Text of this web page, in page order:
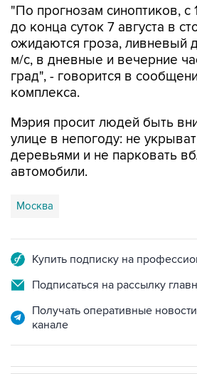
"По прогнозам синоптиков, с
до конца суток 7 августа в
ожидаются гроза, ливневый
м/с, в дневные и вечерние
град", - говорится в
комплекса.
Мэрия просит людей быть
улице в непогоду: не
деревьями и не парковать
автомобили.
Москва
Купить подписку на
Подписаться на рассылку
Получать оперативные
канале